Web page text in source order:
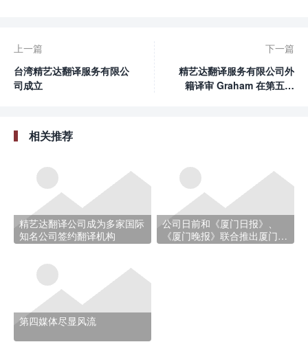
上一篇
台湾精艺达翻译服务有限公
司成立
下一篇
精艺达翻译服务有限公司外
籍译审 Graham 在第五届
相关推荐
精艺达翻译公司成为多家国际
知名公司签约翻译机构
公司日前和《厦门日报》、
《厦门晚报》联合推出厦门日
第四媒体尽显风流